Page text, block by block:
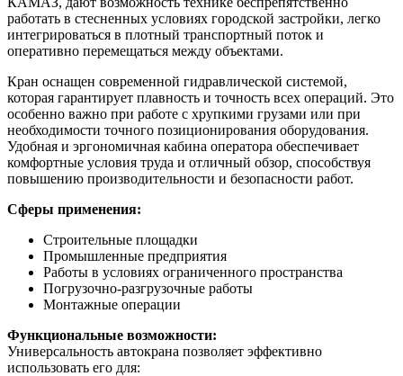
работать в стесненных условиях городской застройки, легко
интегрироваться в плотный транспортный поток и
оперативно перемещаться между объектами.
Кран оснащен современной гидравлической системой,
которая гарантирует плавность и точность всех операций. Это
особенно важно при работе с хрупкими грузами или при
необходимости точного позиционирования оборудования.
Удобная и эргономичная кабина оператора обеспечивает
комфортные условия труда и отличный обзор, способствуя
повышению производительности и безопасности работ.
Сферы применения:
Строительные площадки
Промышленные предприятия
Работы в условиях ограниченного пространства
Погрузочно-разгрузочные работы
Монтажные операции
Функциональные возможности:
Универсальность автокрана позволяет эффективно
использовать его для: